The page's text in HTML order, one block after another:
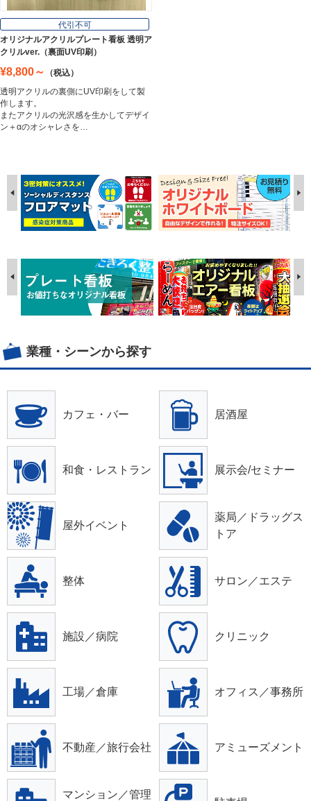
代引不可
オリジナルアクリルプレート看板 透明ア
クリルver.（裏面UV印刷）
¥8,800～
（税込）
透明アクリルの裏側にUV印刷をして製
作します。
またアクリルの光沢感を生かしてデザイ
ン＋αのオシャレさを…
業種・シーンから探す
カフェ・バー 居酒屋
和食・レストラン 展示会/セミナー
屋外イベント
薬局／ドラッグス
トア
整体 サロン／エステ
施設／病院 クリニック
工場／倉庫 オフィス／事務所
不動産／旅行会社 アミューズメント
マンション／管理